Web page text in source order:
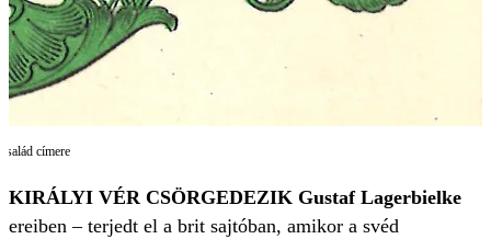
címere
KIRÁLYI VÉR CSÖRGEDEZIK Gustaf Lagerbielke
ereiben – terjedt el a brit sajtóban, amikor a svéd